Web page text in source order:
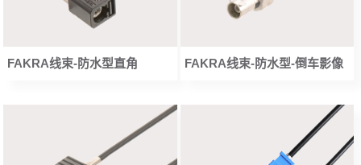
FAKRA线束-防水型直角 FAKRA线束-防水型-倒车影像